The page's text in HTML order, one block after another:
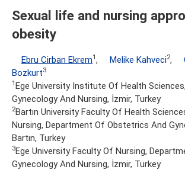
Sexual life and nursing
obesity
Ebru Cirban Ekrem1 , Melike Kahveci2,
Bozkurt3
1 Ege University Institute Of Health
Gynecology And Nursing, İzmir, Turkey
2Bartın University Faculty Of Health
Nursing, Department Of Obstetrics And
Bartın, Turkey
3Ege University Faculty Of Nursing,
Gynecology And Nursing, İzmir, Turkey